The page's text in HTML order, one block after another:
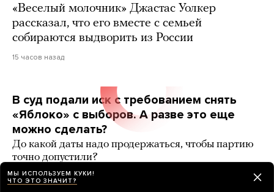
«Веселый молочник» Джастас Уолкер
рассказал, что его вместе с семьей
собираются выдворить из России
15 часов назад
В суд подали иск с требованием снять
«Яблоко» с выборов. А разве это еще
можно сделать?
До какой даты надо продержаться, чтобы партию
точно допустили?
РАЗБОР 7 карточек
МЫ ИСПОЛЬЗУЕМ КУКИ!
ЧТО ЭТО ЗНАЧИТ?